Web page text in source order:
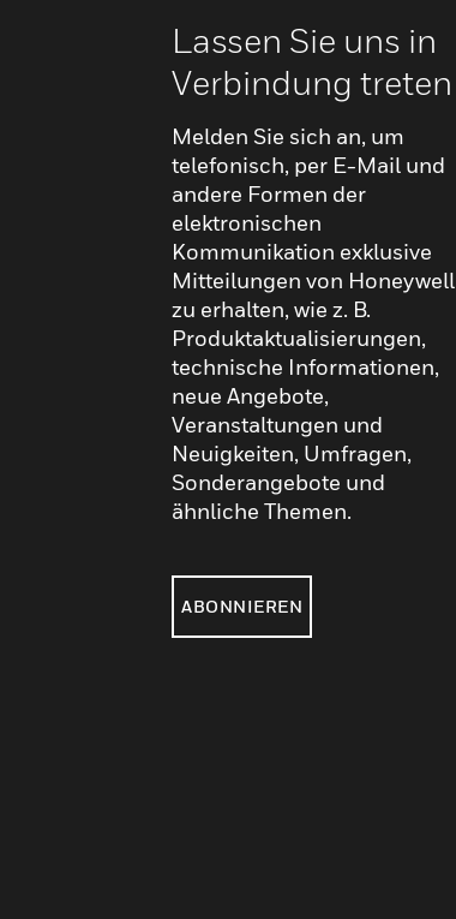
Lassen Sie uns in
Verbindung treten
Melden Sie sich an, um
telefonisch, per E-Mail und
andere Formen der
elektronischen
Kommunikation exklusive
Mitteilungen von Honeywell
zu erhalten, wie z. B.
Produktaktualisierungen,
technische Informationen,
neue Angebote,
Veranstaltungen und
Neuigkeiten, Umfragen,
Sonderangebote und
ähnliche Themen.
ABONNIEREN